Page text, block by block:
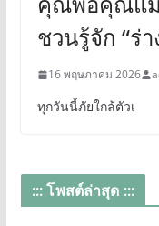
ชวนรู้จัก “ร่า
16 พฤษภาคม 2026
ทุกวันนี้ภัยใกล้ตัวเ
::: โพสต์ล่าสุด :::